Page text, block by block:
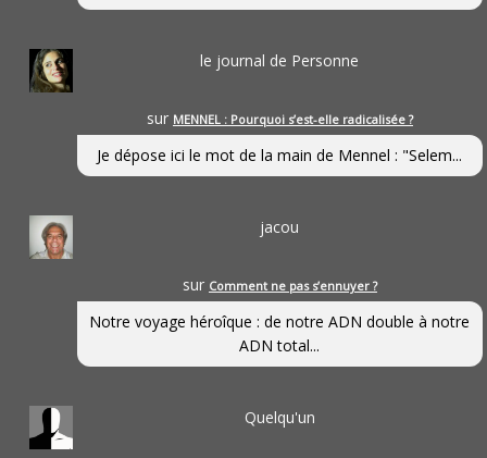
le journal de Personne
sur MENNEL : Pourquoi s’est-elle radicalisée ?
Je dépose ici le mot de la main de Mennel : "Selem...
jacou
sur Comment ne pas s’ennuyer ?
Notre voyage héroîque : de notre ADN double à notre
ADN total...
Quelqu'un